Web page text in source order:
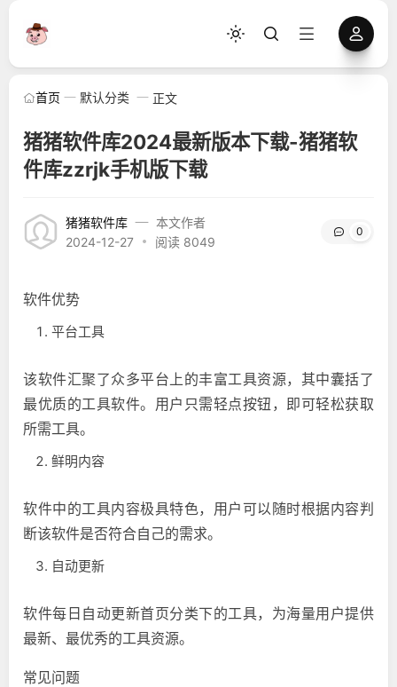
首页 默认分类 正文
猪猪软件库2024最新版本下载-猪猪软
件库zzrjk手机版下载
猪猪软件库
本文作者
2024-12-27
阅读 8049
0
软件优势
平台工具
该软件汇聚了众多平台上的丰富工具资源，其中囊括了
最优质的工具软件。用户只需轻点按钮，即可轻松获取
所需工具。
鲜明内容
软件中的工具内容极具特色，用户可以随时根据内容判
断该软件是否符合自己的需求。
自动更新
软件每日自动更新首页分类下的工具，为海量用户提供
最新、最优秀的工具资源。
常见问题